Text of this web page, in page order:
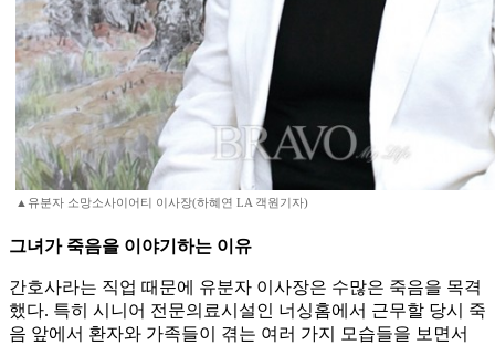
▲유분자 소망소사이어티 이사장(하혜연 LA 객원기자)
그녀가 죽음을 이야기하는 이유
간호사라는 직업 때문에 유분자 이사장은 수많은 죽음을 목격
했다. 특히 시니어 전문의료시설인 너싱홈에서 근무할 당시 죽
음 앞에서 환자와 가족들이 겪는 여러 가지 모습들을 보면서